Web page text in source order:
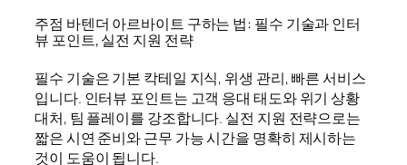
주점 바텐더 아르바이트 구하는 법: 필수 기술과 인터
뷰 포인트, 실전 지원 전략
필수 기술은 기본 칵테일 지식, 위생 관리, 빠른 서비스
입니다. 인터뷰 포인트는 고객 응대 태도와 위기 상황
대처, 팀 플레이를 강조합니다. 실전 지원 전략으로는
짧은 시연 준비와 근무 가능 시간을 명확히 제시하는
것이 도움이 됩니다.